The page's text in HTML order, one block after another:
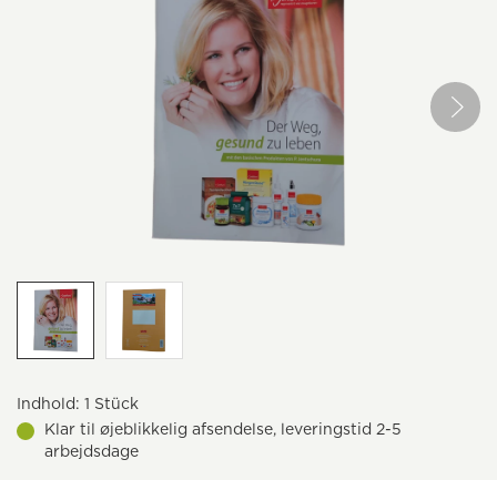
Indhold: 1 Stück
Klar til øjeblikkelig afsendelse, leveringstid 2-5
arbejdsdage